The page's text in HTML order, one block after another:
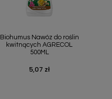
Biohumus Nawóz do roślin
kwitnących AGRECOL
500ML
Cena
5,07 zł